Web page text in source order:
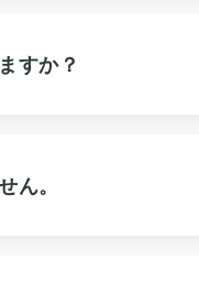
すか？
ん。